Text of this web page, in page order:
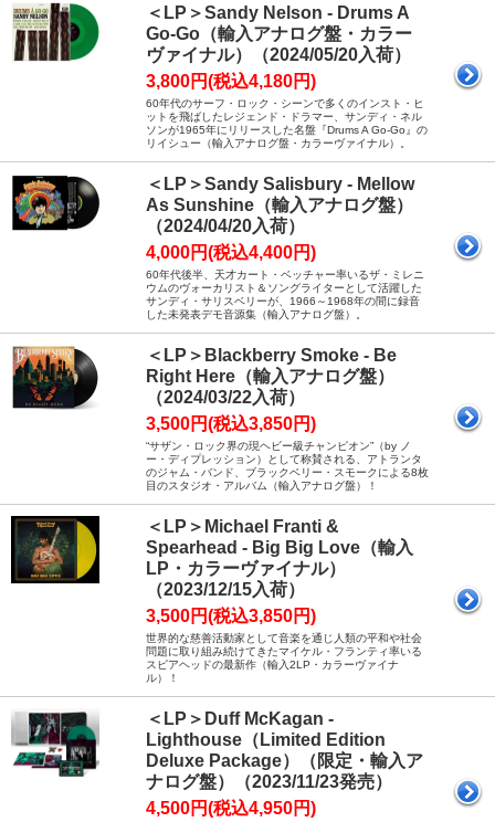
＜LP＞Sandy Nelson - Drums A
Go-Go（輸入アナログ盤・カラー
ヴァイナル）（2024/05/20入荷）
3,800円(税込4,180円)
60年代のサーフ・ロック・シーンで多くのインスト・ヒ
ットを飛ばしたレジェンド・ドラマー、サンディ・ネル
ソンが1965年にリリースした名盤『Drums A Go-Go』の
リイシュー（輸入アナログ盤・カラーヴァイナル）。
＜LP＞Sandy Salisbury - Mellow
As Sunshine（輸入アナログ盤）
（2024/04/20入荷）
4,000円(税込4,400円)
60年代後半、天才カート・ベッチャー率いるザ・ミレニ
ウムのヴォーカリスト＆ソングライターとして活躍した
サンディ・サリスベリーが、1966～1968年の間に録音
した未発表デモ音源集（輸入アナログ盤）。
＜LP＞Blackberry Smoke - Be
Right Here（輸入アナログ盤）
（2024/03/22入荷）
3,500円(税込3,850円)
“サザン・ロック界の現ヘビー級チャンピオン”（by ノ
ー・ディプレッション）として称賛される、アトランタ
のジャム・バンド、ブラックベリー・スモークによる8枚
目のスタジオ・アルバム（輸入アナログ盤）！
＜LP＞Michael Franti &
Spearhead - Big Big Love（輸入
LP・カラーヴァイナル）
（2023/12/15入荷）
3,500円(税込3,850円)
世界的な慈善活動家として音楽を通じ人類の平和や社会
問題に取り組み続けてきたマイケル・フランティ率いる
スピアヘッドの最新作（輸入2LP・カラーヴァイナ
ル）！
＜LP＞Duff McKagan -
Lighthouse（Limited Edition
Deluxe Package）（限定・輸入ア
ナログ盤）（2023/11/23発売）
4,500円(税込4,950円)